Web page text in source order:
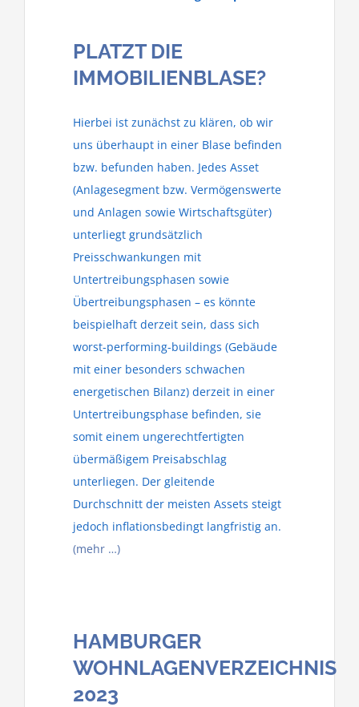
PLATZT DIE
IMMOBILIENBLASE?
Hierbei ist zunächst zu klären, ob wir
uns überhaupt in einer Blase befinden
bzw. befunden haben. Jedes Asset
(Anlagesegment bzw. Vermögenswerte
und Anlagen sowie Wirtschaftsgüter)
unterliegt grundsätzlich
Preisschwankungen mit
Untertreibungsphasen sowie
Übertreibungsphasen – es könnte
beispielhaft derzeit sein, dass sich
worst-performing-buildings (Gebäude
mit einer besonders schwachen
energetischen Bilanz) derzeit in einer
Untertreibungsphase befinden, sie
somit einem ungerechtfertigten
übermäßigem Preisabschlag
unterliegen. Der gleitende
Durchschnitt der meisten Assets steigt
jedoch inflationsbedingt langfristig an.
(mehr …)
HAMBURGER
WOHNLAGENVERZEICHNIS
2023